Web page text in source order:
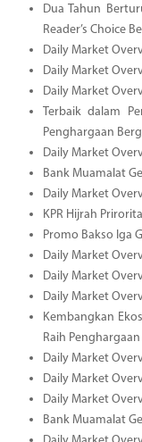
Dua Tahun
Reader’s Choice
Daily Market
Daily Market
Daily Market
Terbaik dalam
Penghargaan
Daily Market
Bank Muamalat
Daily Market
KPR Hijrah
Promo Bakso Iga
Daily Market
Daily Market
Daily Market
Kembangkan
Raih Penghargaan
Daily Market
Daily Market
Daily Market
Bank Muamalat